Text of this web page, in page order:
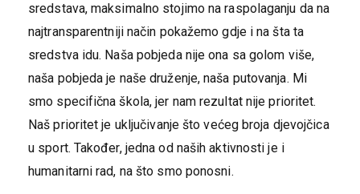
sredstava, maksimalno stojimo na raspolaganju da na
najtransparentniji način pokažemo gdje i na šta ta
sredstva idu. Naša pobjeda nije ona sa golom više,
naša pobjeda je naše druženje, naša putovanja. Mi
smo specifična škola, jer nam rezultat nije prioritet.
Naš prioritet je uključivanje što većeg broja djevojčica
u sport. Također, jedna od naših aktivnosti je i
humanitarni rad, na što smo ponosni.